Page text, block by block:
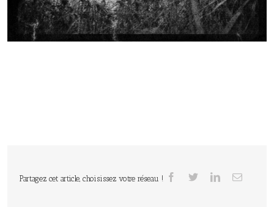
Partagez cet article, choisissez votre réseau !